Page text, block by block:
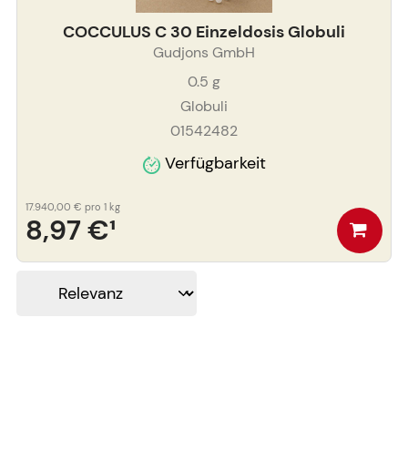
COCCULUS C 30 Einzeldosis Globuli
Gudjons GmbH
0.5 g
Globuli
01542482
Verfügbarkeit
8,97 €¹
17.940,00 € pro 1 kg